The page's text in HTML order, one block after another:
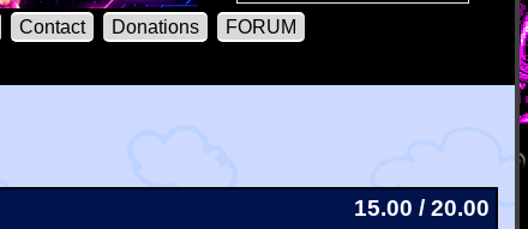
Contact Donations
FORUM
15.00 / 20.00